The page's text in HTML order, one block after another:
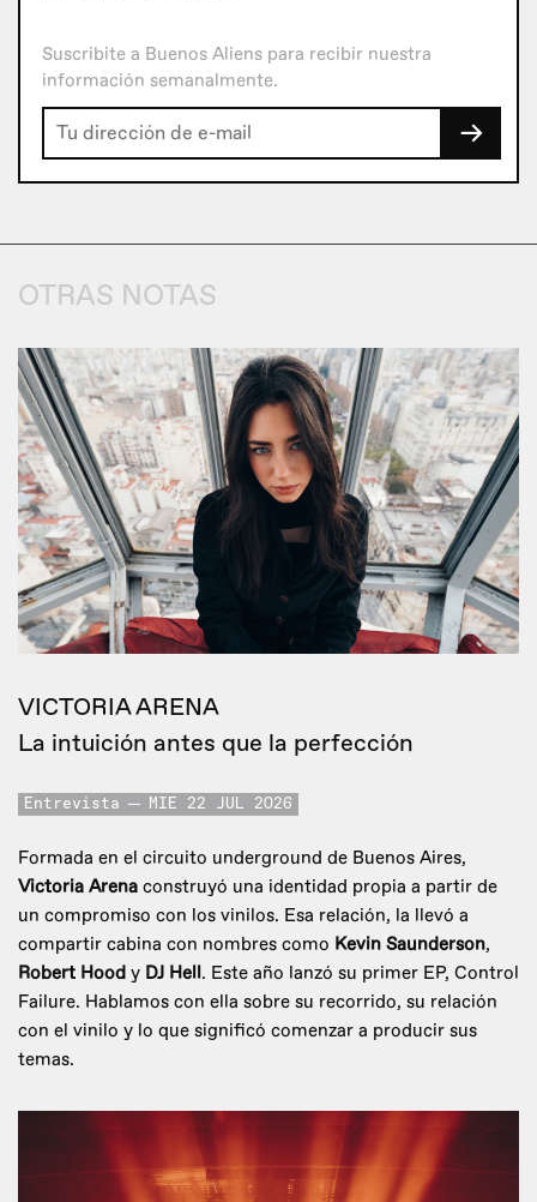
Suscribite a Buenos Aliens para recibir nuestra
información semanalmente.
→
OTRAS NOTAS
VICTORIA ARENA
La intuición antes que la perfección
Entrevista MIE 22 JUL 2026
Formada en el circuito underground de Buenos Aires,
Victoria Arena construyó una identidad propia a partir de
un compromiso con los vinilos. Esa relación, la llevó a
compartir cabina con nombres como Kevin Saunderson,
Robert Hood y DJ Hell. Este año lanzó su primer EP, Control
Failure. Hablamos con ella sobre su recorrido, su relación
con el vinilo y lo que significó comenzar a producir sus
temas.